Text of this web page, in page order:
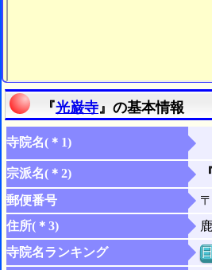
『光巌寺』の基本情報
寺院名(＊1)
宗派名(＊2)
郵便番号
住所(＊3)
寺院名ランキング